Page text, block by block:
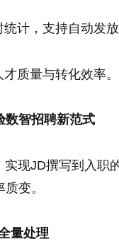
计，支持自动发
质量与转化效率。
数智招聘新范式
现JD撰写到入职
变。
量处理